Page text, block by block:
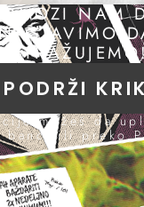
26
Beogradu
POMOZI NAM
PODRŽI KRIK
možeš da
banci ili preko